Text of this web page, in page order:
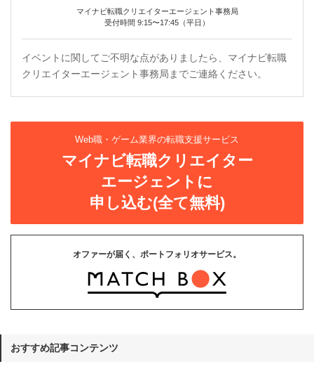
マイナビ転職クリエイターエージェント事務局
受付時間 9:15〜17:45（平日）
イベントに関してご不明な点がありましたら、マイナビ転職
クリエイターエージェント事務局までご連絡ください。
Web職・ゲーム業界の転職支援サービス
マイナビ転職クリエイター
エージェントに
申し込む(全て無料)
オファーが届く、ポートフォリオサービス。
おすすめ記事コンテンツ